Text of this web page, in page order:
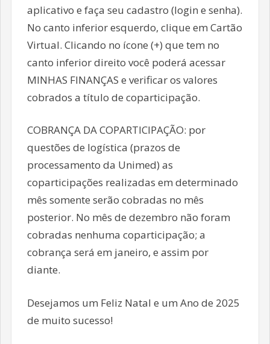
aplicativo e faça seu cadastro (login e senha).
No canto inferior esquerdo, clique em Cartão
Virtual. Clicando no ícone (+) que tem no
canto inferior direito você poderá acessar
MINHAS FINANÇAS e verificar os valores
cobrados a título de coparticipação.
COBRANÇA DA COPARTICIPAÇÃO: por
questões de logística (prazos de
processamento da Unimed) as
coparticipações realizadas em determinado
mês somente serão cobradas no mês
posterior. No mês de dezembro não foram
cobradas nenhuma coparticipação; a
cobrança será em janeiro, e assim por
diante.
Desejamos um Feliz Natal e um Ano de 2025
de muito sucesso!